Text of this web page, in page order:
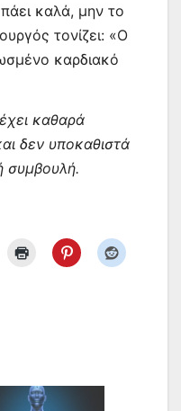
καλά, μην το
τονίζει: «Ο
καρδιακό
καθαρά
δεν υποκαθιστά
συμβουλή.